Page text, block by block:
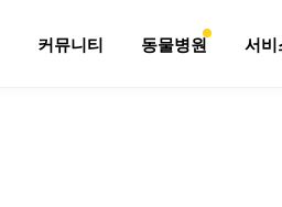
커뮤니티 동물병원 서비